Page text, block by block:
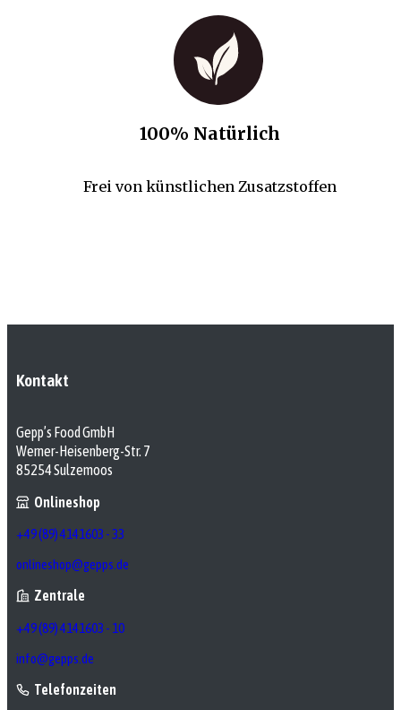
100% Natürlich
Frei von künstlichen Zusatzstoffen
Kontakt
Gepp’s Food GmbH
Werner-Heisenberg-Str. 7
85254 Sulzemoos
Onlineshop
+49 (89) 4141603 - 33
onlineshop@gepps.de
Zentrale
+49 (89) 4141603 - 10
info@gepps.de
Telefonzeiten